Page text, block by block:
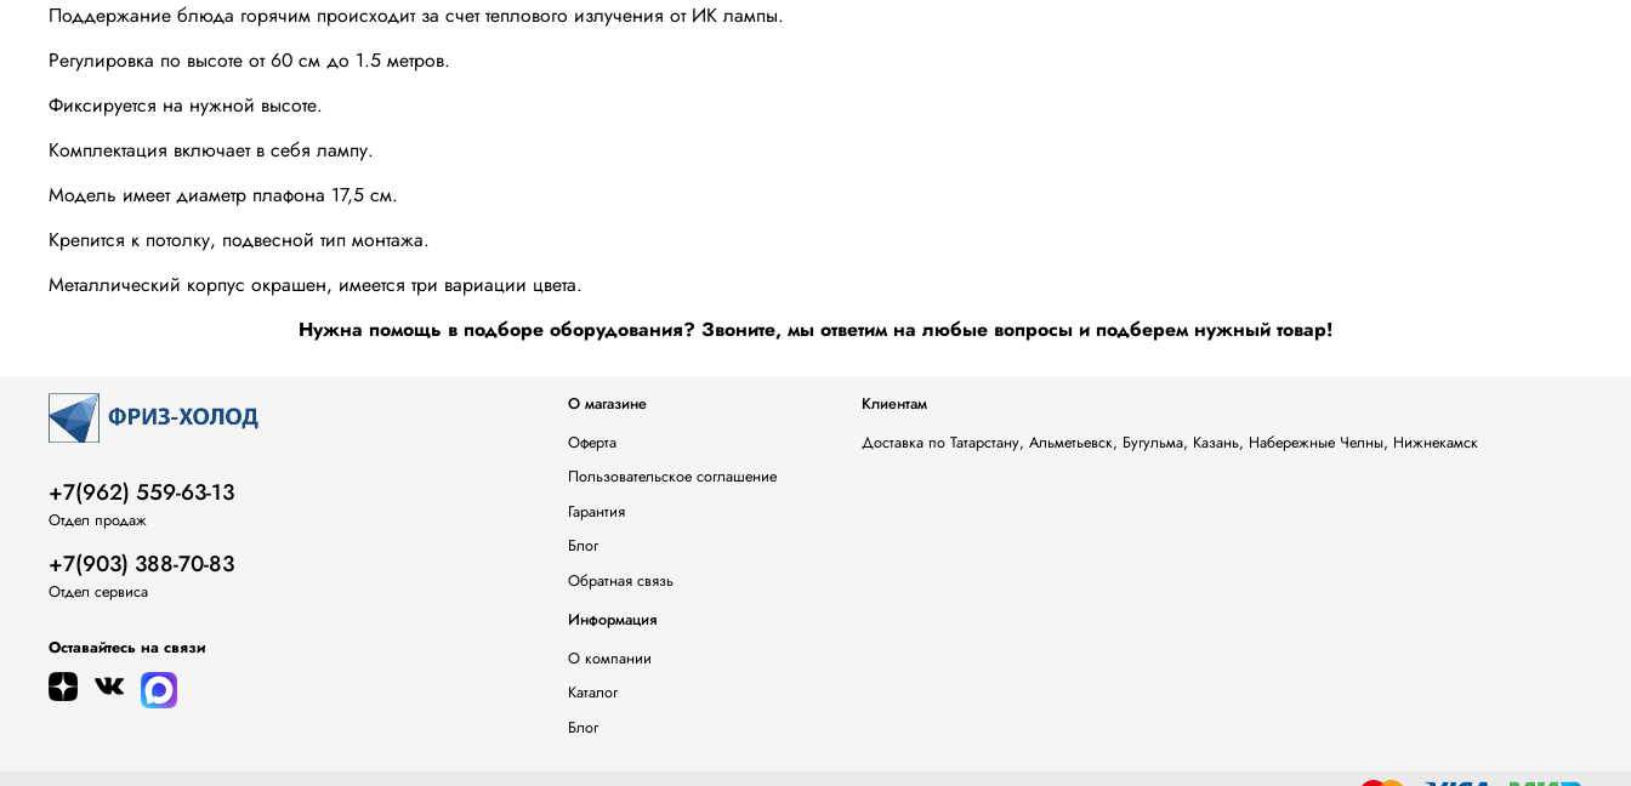
Поддержание блюда горячим происходит за счет теплового излучения от ИК лампы.
Регулировка по высоте от 60 см до 1.5 метров.
Фиксируется на нужной высоте.
Комплектация включает в себя лампу.
Модель имеет диаметр плафона 17,5 см.
Крепится к потолку, подвесной тип монтажа.
Металлический корпус окрашен, имеется три вариации цвета.
Нужна помощь в подборе оборудования? Звоните, мы ответим на любые вопросы и подберем нужный товар!
О магазине
Оферта
Пользовательское соглашение
Гарантия
Блог
Обратная связь
Клиентам
Доставка по Татарстану, Альметьевск, Бугульма, Казань, Набережные Челны, Нижнекамск
Информация
О компании
Каталог
Блог
+7(962) 559-63-13
Отдел продаж
+7(903) 388-70-83
Отдел сервиса
Оставайтесь на связи